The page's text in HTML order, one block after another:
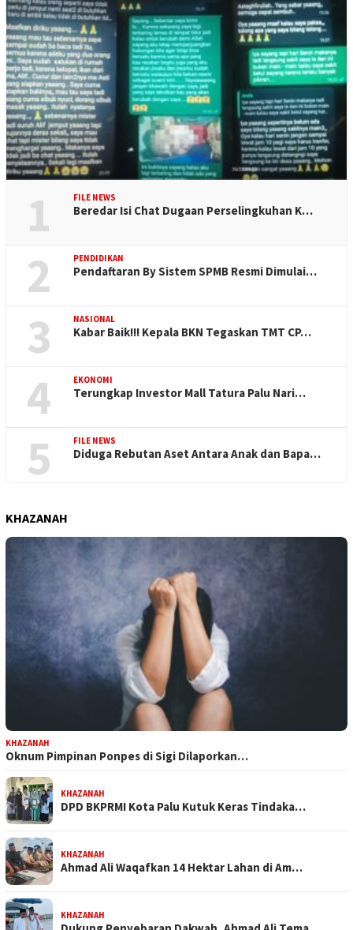
1 FILE NEWS
Beredar Isi Chat Dugaan Perselingkuhan K…
2 PENDIDIKAN
Pendaftaran By Sistem SPMB Resmi Dimulai…
3 NASIONAL
Kabar Baik!!! Kepala BKN Tegaskan TMT CP…
4 EKONOMI
Terungkap Investor Mall Tatura Palu Nari…
5 FILE NEWS
Diduga Rebutan Aset Antara Anak dan Bapa…
KHAZANAH
KHAZANAH
Oknum Pimpinan Ponpes di Sigi Dilaporkan…
KHAZANAH
DPD BKPRMI Kota Palu Kutuk Keras Tindaka…
KHAZANAH
Ahmad Ali Waqafkan 14 Hektar Lahan di Am…
KHAZANAH